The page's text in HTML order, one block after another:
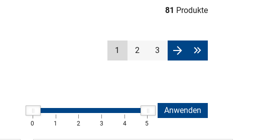
81 Produkte
1 2 3
0 1 2 3 4 5
Anwenden